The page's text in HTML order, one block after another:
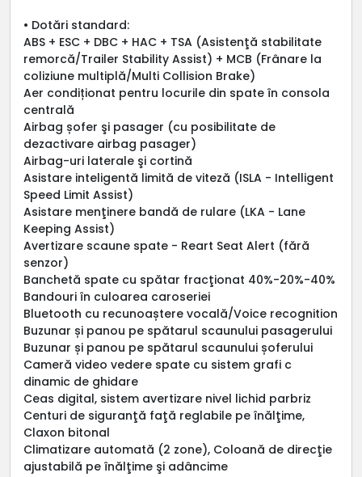
• Dotări standard:
ABS + ESC + DBC + HAC + TSA (Asistenţă stabilitate
remorcă/Trailer Stability Assist) + MCB (Frânare la
coliziune multiplă/Multi Collision Brake)
Aer condiționat pentru locurile din spate în consola
centrală
Airbag șofer şi pasager (cu posibilitate de
dezactivare airbag pasager)
Airbag-uri laterale şi cortină
Asistare inteligentă limită de viteză (ISLA - Intelligent
Speed Limit Assist)
Asistare menţinere bandă de rulare (LKA - Lane
Keeping Assist)
Avertizare scaune spate - Reart Seat Alert (fără
senzor)
Banchetă spate cu spătar fracţionat 40%-20%-40%
Bandouri în culoarea caroseriei
Bluetooth cu recunoaștere vocală/Voice recognition
Buzunar și panou pe spătarul scaunului pasagerului
Buzunar și panou pe spătarul scaunului șoferului
Cameră video vedere spate cu sistem grafi c
dinamic de ghidare
Ceas digital, sistem avertizare nivel lichid parbriz
Centuri de siguranţă faţă reglabile pe înălţime,
Claxon bitonal
Climatizare automată (2 zone), Coloană de direcţie
ajustabilă pe înălţime şi adâncime